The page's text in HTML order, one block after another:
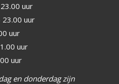
uur
23.00 uur
uur
uur
uur
en donderdag zijn